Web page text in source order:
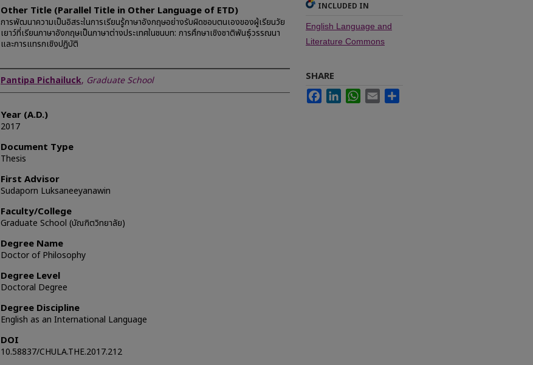
Other Title (Parallel Title in Other Language of ETD)
การพัฒนาความเป็นอิสระในการเรียนรู้ภาษาอังกฤษอย่างรับผิดชอบตนเองของผู้เรียนวัย
เยาว์ที่เรียนภาษาอังกฤษเป็นภาษาต่างประเทศในชนบท: การศึกษาเชิงชาติพันธุ์วรรณนา
และการแทรกเชิงปฏิบัติ
Author
Pantipa Pichailuck, Graduate School
Year (A.D.)
2017
Document Type
Thesis
First Advisor
Sudaporn Luksaneeyanawin
Faculty/College
Graduate School (บัณฑิตวิทยาลัย)
Degree Name
Doctor of Philosophy
Degree Level
Doctoral Degree
Degree Discipline
English as an International Language
DOI
10.58837/CHULA.THE.2017.212
INCLUDED IN
English Language and
Literature Commons
SHARE
FacebookLinkedInWhatsApp
Email